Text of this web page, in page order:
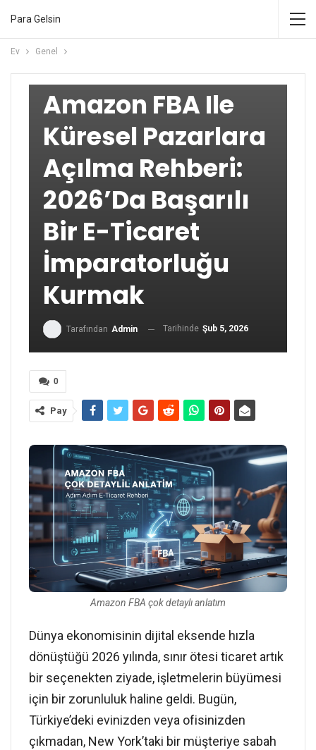
Para Gelsin
Ev Genel
Amazon FBA Ile
Küresel Pazarlara
Açılma Rehberi:
2026’da Başarılı
Bir E-Ticaret
İmparatorluğu
Kurmak
Tarafından Admin Tarihinde Şub 5, 2026
0
Pay
Amazon FBA çok detaylı anlatım
Dünya ekonomisinin dijital eksende hızla
dönüştüğü 2026 yılında, sınır ötesi ticaret artık
bir seçenekten ziyade, işletmelerin büyümesi
için bir zorunluluk haline geldi. Bugün,
Türkiye’deki evinizden veya ofisinizden
çıkmadan, New York’taki bir müşteriye sabah